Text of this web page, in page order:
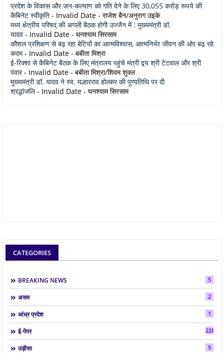
प्रदेश के विकास और जन-कल्याण को गति देने के लिए 30,055 करोड़ रूपये की
कैबिनेट स्वीकृति - Invalid Date - राजेश बैन/अनुराग उइके
मध्य क्षेत्रीय परिषद् की अगली बैठक होगी उज्जैन में : मुख्यमंत्री डॉ.
यादव - Invalid Date - घनश्याम सिरसाम
कौशल प्रशिक्षण से बढ़ रहा बेटियों का आत्मविश्वास, आत्मनिर्भर जीवन की ओर बढ़ रहे
कदम- Invalid Date - बबीता मिश्रा
ई-रिक्शा से कैबिनेट बैठक के लिए मंत्रालय पहुंचे मंत्री द्वय श्री टेटवाल और श्री
पंवार- Invalid Date - बबीता मिश्रा/शिवम शुक्ल
मुख्यमंत्री डॉ. यादव ने स्व. मल्हारराव होल्कर की पुण्यतिथि पर दी
श्रद्धांजलि- Invalid Date - घनश्याम सिरसाम
CATEGORIES
BREAKING NEWS 5
असम 2
आंध्र प्रदेश 1
ई-पेपर 2286
उड़ीसा 5